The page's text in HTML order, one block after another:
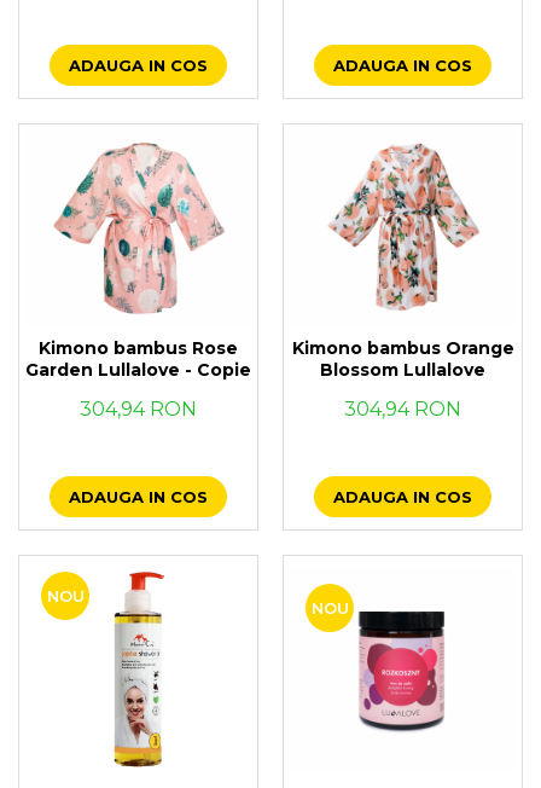
ADAUGA IN COS ADAUGA IN COS
Kimono bambus Rose
Garden Lullalove - Copie
304,94 RON
ADAUGA IN COS
Kimono bambus Orange
Blossom Lullalove
304,94 RON
ADAUGA IN COS
NOU
NOU